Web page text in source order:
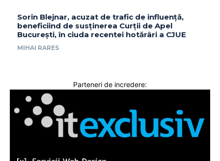
Sorin Blejnar, acuzat de trafic de influență,
beneficiind de susținerea Curții de Apel
București, în ciuda recentei hotărâri a CJUE
MIHAI RARES
Parteneri de incredere: